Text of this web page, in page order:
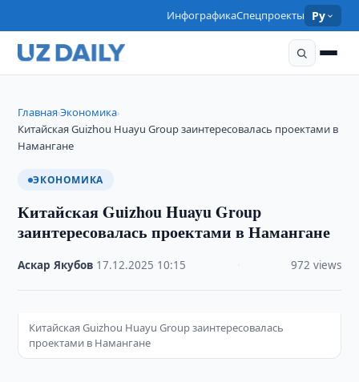
ИнфографикаСпецпроекты Ру
Главная›Экономика›
Китайская Guizhou Huayu Group заинтересовалась проектами в
Намангане
ЭКОНОМИКА
Китайская Guizhou Huayu Group
заинтересовалась проектами в Намангане
Аскар Якубов 17.12.2025 10:15 972 views
Китайская Guizhou Huayu Group заинтересовалась
проектами в Намангане